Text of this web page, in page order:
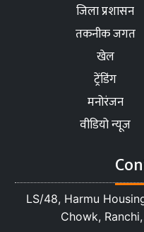
जिला प्रशासन
तकनीक जगत
खेल
ट्रेंडिंग
मनोरंजन
वीडियो न्यूज
LS/48, Harmu
Chowk,